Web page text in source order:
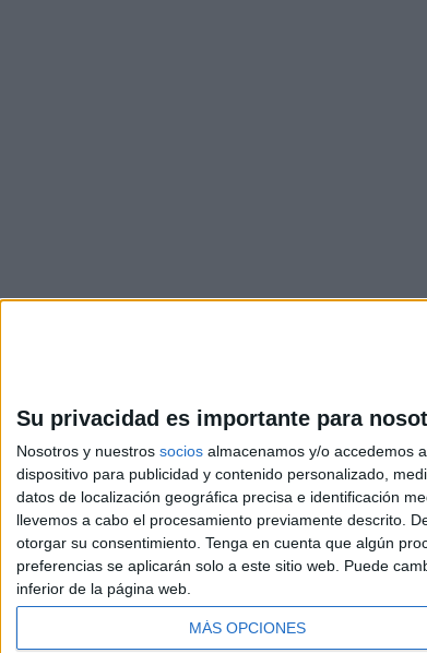
Su privacidad es importante para
Nosotros y nuestros socios almacenamos y/o accedemos
dispositivo para publicidad y contenido personalizado,
datos de localización geográfica precisa e identificación
llevemos a cabo el procesamiento previamente descrito.
otorgar su consentimiento. Tenga en cuenta que algún
preferencias se aplicarán solo a este sitio web. Puede
inferior de la página web.
MÁS OPCIONES
© 2003-